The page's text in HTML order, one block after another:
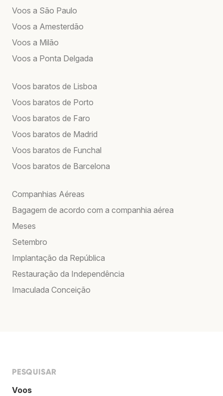
Voos a São Paulo
Voos a Amesterdão
Voos a Milão
Voos a Ponta Delgada
Voos baratos de Lisboa
Voos baratos de Porto
Voos baratos de Faro
Voos baratos de Madrid
Voos baratos de Funchal
Voos baratos de Barcelona
Companhias Aéreas
Bagagem de acordo com a companhia aérea
Meses
Setembro
Implantação da República
Restauração da Independência
Imaculada Conceição
PESQUISAR
Voos